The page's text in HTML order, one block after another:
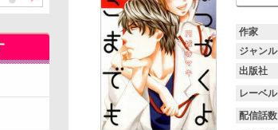
作家
ジャンル
出版社
レーベル
配信話数